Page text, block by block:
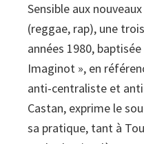
Sensible aux
(reggae, rap), une
années 1980,
Imaginot », en
anti-centraliste et
Castan, exprime le
sa pratique, tant à